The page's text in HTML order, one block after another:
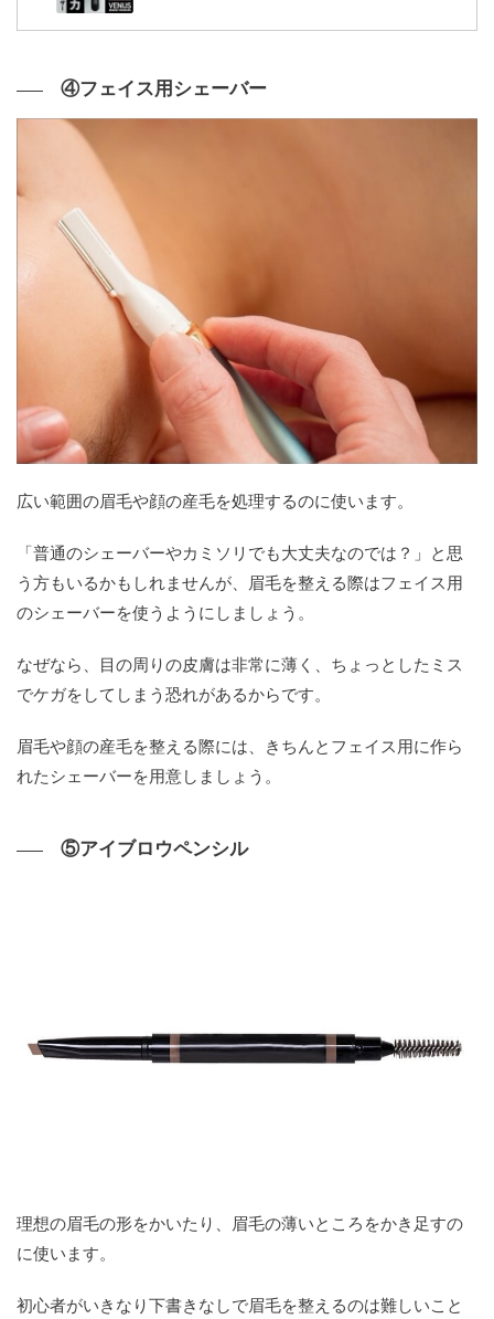
④フェイス用シェーバー
広い範囲の眉毛や顔の産毛を処理するのに使います。
「普通のシェーバーやカミソリでも大丈夫なのでは？」と思
う方もいるかもしれませんが、眉毛を整える際はフェイス用
のシェーバーを使うようにしましょう。
なぜなら、目の周りの皮膚は非常に薄く、ちょっとしたミス
でケガをしてしまう恐れがあるからです。
眉毛や顔の産毛を整える際には、きちんとフェイス用に作ら
れたシェーバーを用意しましょう。
⑤アイブロウペンシル
理想の眉毛の形をかいたり、眉毛の薄いところをかき足すの
に使います。
初心者がいきなり下書きなしで眉毛を整えるのは難しいこと